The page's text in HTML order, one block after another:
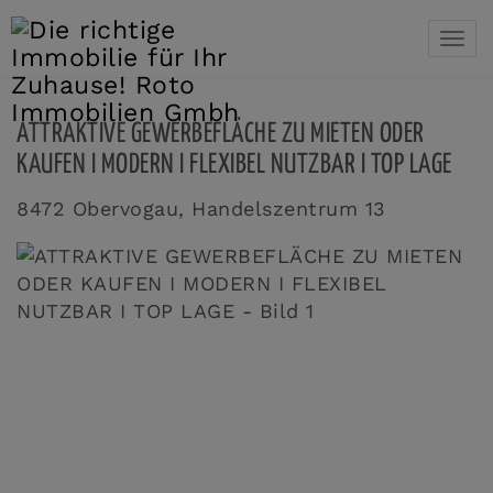
ATTRAKTIVE GEWERBEFLÄCHE ZU MIETEN ODER
KAUFEN I MODERN I FLEXIBEL NUTZBAR I TOP LAGE
8472 Obervogau, Handelszentrum 13